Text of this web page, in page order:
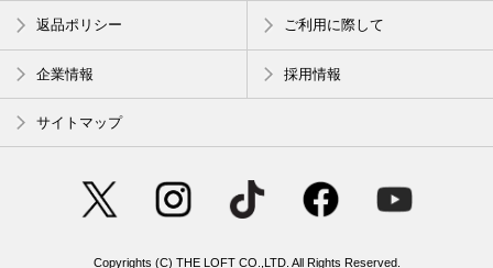
返品ポリシー ご利用に際して
企業情報 採用情報
サイトマップ
Copyrights (C) THE LOFT CO.,LTD. All Rights Reserved.